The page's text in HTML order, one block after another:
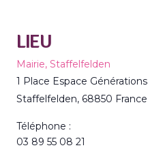
LIEU
Mairie, Staffelfelden
1 Place Espace Générations
Staffelfelden, 68850 France
Téléphone :
03 89 55 08 21